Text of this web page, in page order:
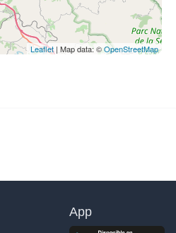
Leaflet| Map data: ©OpenStreetMap
App